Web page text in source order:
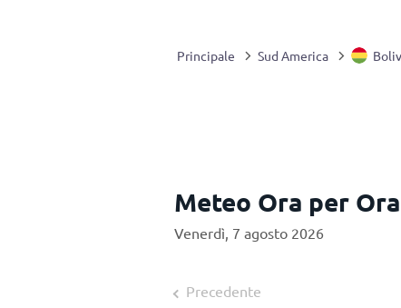
Principale Sud America
Meteo Ora per
Venerdì, 7 agosto 2026
Precedente